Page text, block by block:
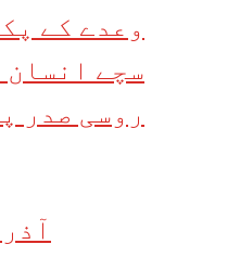
وعدے کے
سچے انسان
روسی صدر